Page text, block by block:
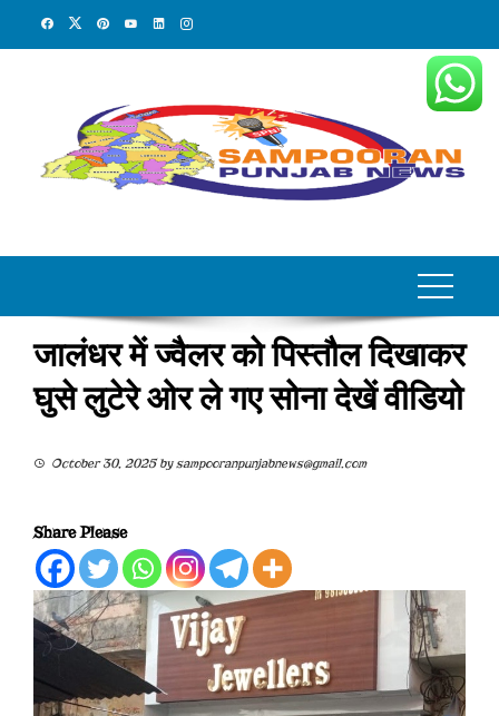
जालंधर में ज्वैलर को पिस्तौल दिखाकर
घुसे लुटेरे ओर ले गए सोना देखें वीडियो
October 30, 2025bysampooranpunjabnews@gmail.com
Share Please